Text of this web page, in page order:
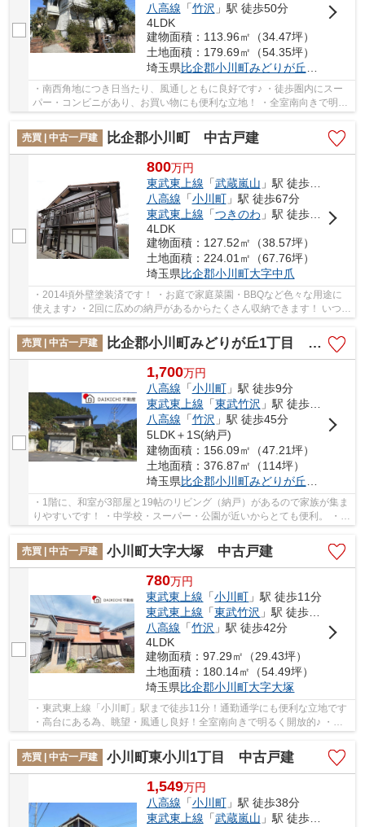
八高線 「竹沢 」駅 徒歩50分
4LDK
建物面積：113.96㎡（34.47坪）
土地面積：179.69㎡（54.35坪）
埼玉県比企郡小川町みどりが丘
・南西角地につき日当たり、風通しともに良好です♪ ・徒歩圏内にスー
パー・コンビニがあり、お買い物にも便利な立地！ ・全室南向きで明る
く開放的！8帖の和室は過ごしやすい寛ぎ空間♪...
売買 | 中古一戸建
比企郡小川町 中古戸建
800万円
東武東上線 「武蔵嵐山 」駅 徒歩39分
八高線 「小川町」駅 徒歩67分
東武東上線 「つきのわ 」駅 徒歩64分
4LDK
建物面積：127.52㎡（38.57坪）
土地面積：224.01㎡（67.76坪）
埼玉県比企郡小川町大字中爪
・2014頃外壁塗装済です！ ・お庭で家庭菜園・BBQなど色々な用途に
使えます♪ ・2回に広めの納戸があるからたくさん収納できます！ いつで
もお気軽にお声がけください♪ 駅からの送迎が...
売買 | 中古一戸建
比企郡小川町みどりが丘1丁目 中古戸建
1,700万円
八高線 「小川町」駅 徒歩9分
東武東上線 「東武竹沢 」駅 徒歩35分
八高線 「竹沢 」駅 徒歩45分
5LDK＋1S(納戸)
建物面積：156.09㎡（47.21坪）
土地面積：376.87㎡（114坪）
埼玉県比企郡小川町みどりが丘１丁目
・1階に、和室が3部屋と19帖のリビング（納戸）があるので家族が集ま
りやすいです！ ・中学校・スーパー・公園が近いからとても便利。 ・階
売買 | 中古一戸建
小川町大字大塚 中古戸建
780万円
東武東上線 「小川町 」駅 徒歩11分
東武東上線 「東武竹沢 」駅 徒歩37分
八高線 「竹沢 」駅 徒歩42分
4LDK
建物面積：97.29㎡（29.43坪）
土地面積：180.14㎡（54.49坪）
埼玉県比企郡小川町大字大塚
・東武東上線「小川町」駅まで徒歩11分！通勤通学にも便利な立地です
・高台にある為、眺望・風通し良好！全室南向きで明るく開放的♪ ・徒
売買 | 中古一戸建
小川町東小川1丁目 中古戸建
1,549万円
八高線 「小川町」駅 徒歩38分
東武東上線 「武蔵嵐山 」駅 徒歩57分